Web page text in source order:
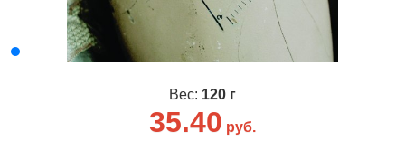
Вес: 120 г
35.40 руб.